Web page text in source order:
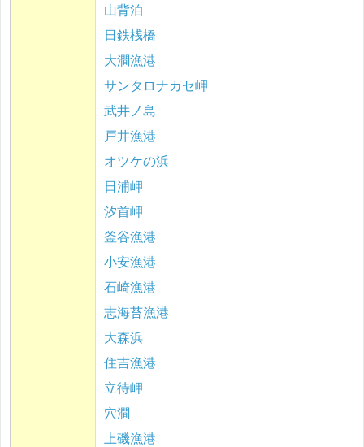
山背泊
日鉄桟橋
大澗漁港
サンタロナカセ岬
武井ノ島
戸井漁港
オツケの浜
日浦岬
汐首岬
釜谷漁港
小安漁港
石崎漁港
志海苔漁港
大森浜
住吉漁港
立待岬
穴澗
上磯漁港